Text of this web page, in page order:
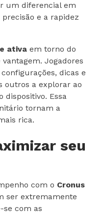
um diferencial em
e a rapidez
ativa em torno do
Jogadores
dicas e
outros a explorar ao
dispositivo. Essa
tornam a
rica.
seu
com o Cronus
ser extremamente
se com as